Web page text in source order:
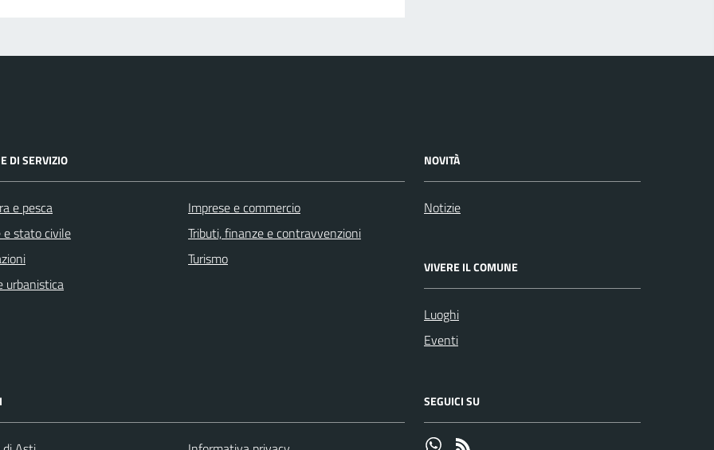
DI SERVIZIO
e pesca
e stato civile
urbanistica
Imprese e commercio
Tributi, finanze e contravvenzioni
Turismo
NOVITÀ
Notizie
VIVERE IL COMUNE
Luoghi
Eventi
SEGUICI SU